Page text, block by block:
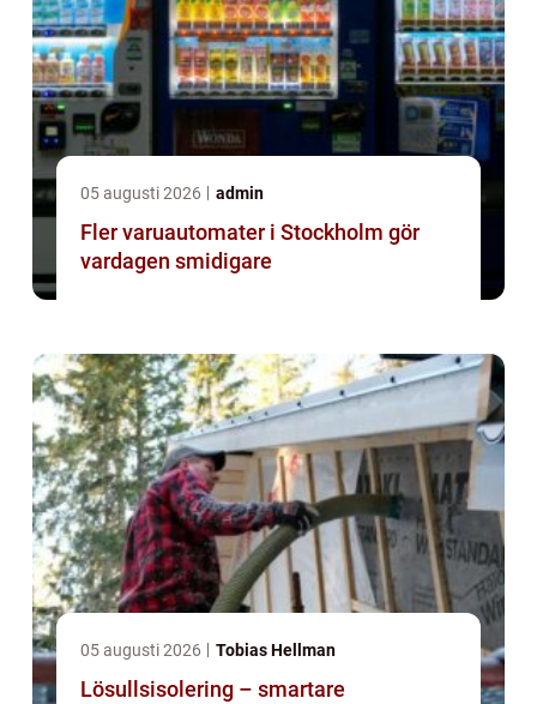
05 augusti 2026 admin
Fler varuautomater i Stockholm gör
vardagen smidigare
05 augusti 2026 Tobias Hellman
Lösullsisolering – smartare